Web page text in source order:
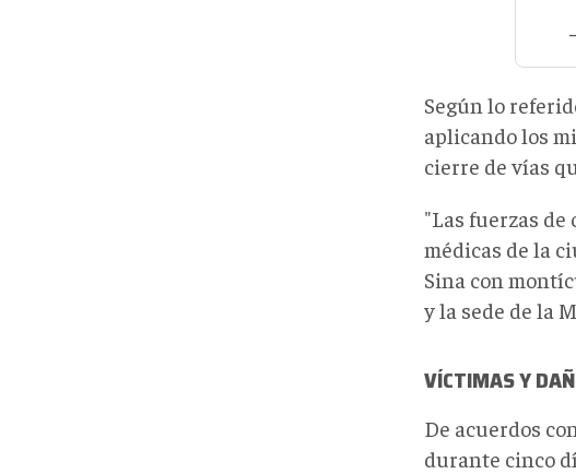
Según lo
aplicando los
cierre de vías
"Las fuerzas
médicas de la
Sina con
y la sede de la
VÍCTIMAS Y
De acuerdos
durante cinco